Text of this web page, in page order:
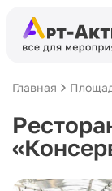
Главная